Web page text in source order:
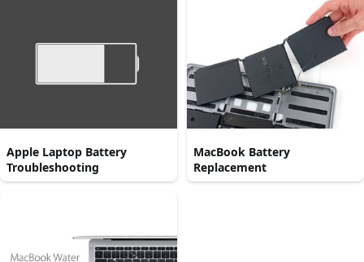
Apple Laptop Battery
Troubleshooting
MacBook Battery
Replacement